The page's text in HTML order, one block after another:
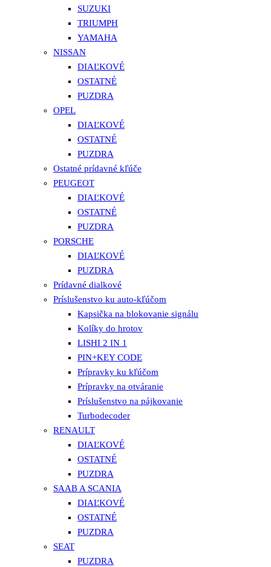
SUZUKI
TRIUMPH
YAMAHA
NISSAN
DIAĽKOVÉ
OSTATNÉ
PUZDRA
OPEL
DIAĽKOVÉ
OSTATNÉ
PUZDRA
Ostatné prídavné kľúče
PEUGEOT
DIAĽKOVÉ
OSTATNÉ
PUZDRA
PORSCHE
DIAĽKOVÉ
PUZDRA
Prídavné dialkové
Príslušenstvo ku auto-kľúčom
Kapsička na blokovanie signálu
Kolíky do hrotov
LISHI 2 IN 1
PIN+KEY CODE
Prípravky ku kľúčom
Prípravky na otváranie
Príslušenstvo na pájkovanie
Turbodecoder
RENAULT
DIAĽKOVÉ
OSTATNÉ
PUZDRA
SAAB A SCANIA
DIAĽKOVÉ
OSTATNÉ
PUZDRA
SEAT
PUZDRA